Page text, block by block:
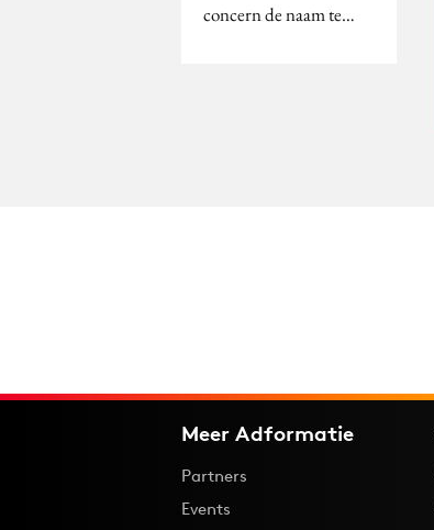
concern de naam te…
Meer Adformatie
Partners
Events